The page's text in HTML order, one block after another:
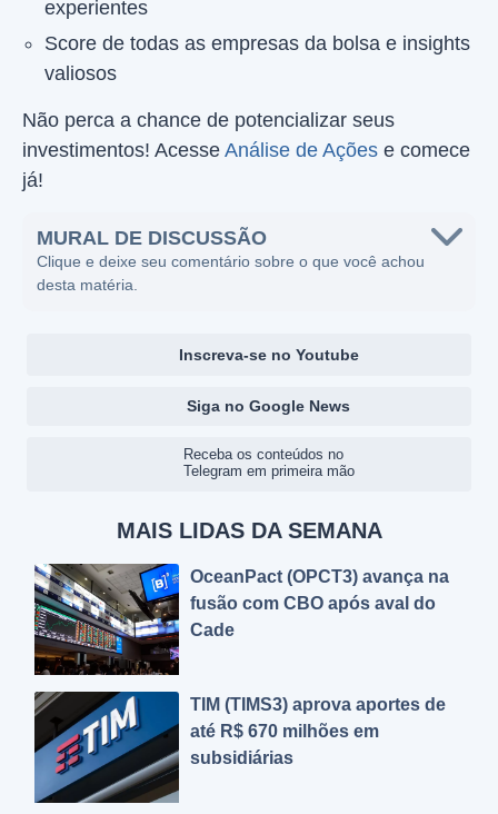
experientes
Score de todas as empresas da bolsa e insights
valiosos
Não perca a chance de potencializar seus
investimentos! Acesse Análise de Ações e comece
já!
MURAL DE DISCUSSÃO
Clique e deixe seu comentário sobre o que você achou
desta matéria.
Inscreva-se no Youtube
Siga no Google News
Receba os conteúdos no
Telegram em primeira mão
MAIS LIDAS DA SEMANA
OceanPact (OPCT3) avança na
fusão com CBO após aval do
Cade
TIM (TIMS3) aprova aportes de
até R$ 670 milhões em
subsidiárias